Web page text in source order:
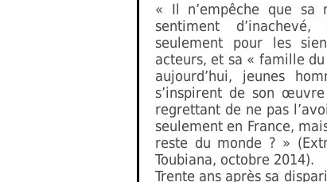
« Il n’empêche que
sentiment
seulement pour les
acteurs, et sa « famille
aujourd’hui, jeunes
s’inspirent de son
regrettant de ne pas
seulement en France,
reste du monde ? »
Toubiana, octobre 2014).
Trente ans après sa